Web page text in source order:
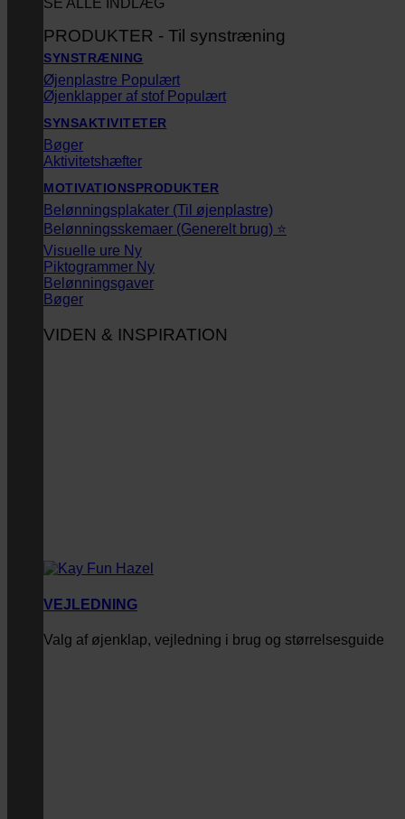
SE ALLE INDLÆG
PRODUKTER - Til synstræning
SYNSTRÆNING
Øjenplastre
Øjenklapper af stof
SYNSAKTIVITETER
Bøger
Aktivitetshæfter
MOTIVATIONSPRODUKTER
Belønningsplakater (Til øjenplastre)
Belønningsskemaer (Generelt brug) ⭐
Visuelle ure
Piktogrammer
Belønningsgaver
Bøger
VIDEN & INSPIRATION
VEJLEDNING
Valg af øjenklap, vejledning i brug og størrelsesguide